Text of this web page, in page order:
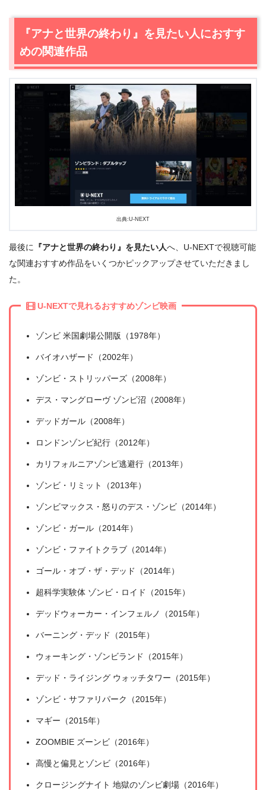
『アナと世界の終わり』を見たい人におすす
めの関連作品
出典:U-NEXT
最後に 『アナと世界の終わり』を見たい人へ、U-NEXTで視聴可能
な関連おすすめ作品をいくつかピックアップさせていただきまし
た。
U-NEXTで見れるおすすめゾンビ映画
ゾンビ 米国劇場公開版（1978年）
バイオハザード（2002年）
ゾンビ・ストリッパーズ（2008年）
デス・マングローヴ ゾンビ沼（2008年）
デッドガール（2008年）
ロンドンゾンビ紀行（2012年）
カリフォルニアゾンビ逃避行（2013年）
ゾンビ・リミット（2013年）
ゾンビマックス・怒りのデス・ゾンビ（2014年）
ゾンビ・ガール（2014年）
ゾンビ・ファイトクラブ（2014年）
ゴール・オブ・ザ・デッド（2014年）
超科学実験体 ゾンビ・ロイド（2015年）
デッドウォーカー・インフェルノ（2015年）
バーニング・デッド（2015年）
ウォーキング・ゾンビランド（2015年）
デッド・ライジング ウォッチタワー（2015年）
ゾンビ・サファリパーク（2015年）
マギー（2015年）
ZOOMBIE ズーンビ（2016年）
高慢と偏見とゾンビ（2016年）
クロージングナイト 地獄のゾンビ劇場（2016年）